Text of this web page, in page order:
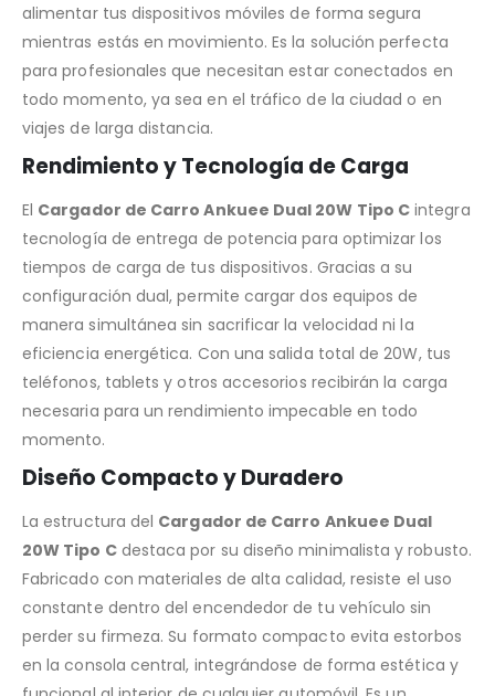
alimentar tus dispositivos móviles de forma segura
mientras estás en movimiento. Es la solución perfecta
para profesionales que necesitan estar conectados en
todo momento, ya sea en el tráfico de la ciudad o en
viajes de larga distancia.
Rendimiento y Tecnología de Carga
El Cargador de Carro Ankuee Dual 20W Tipo C integra
tecnología de entrega de potencia para optimizar los
tiempos de carga de tus dispositivos. Gracias a su
configuración dual, permite cargar dos equipos de
manera simultánea sin sacrificar la velocidad ni la
eficiencia energética. Con una salida total de 20W, tus
teléfonos, tablets y otros accesorios recibirán la carga
necesaria para un rendimiento impecable en todo
momento.
Diseño Compacto y Duradero
La estructura del Cargador de Carro Ankuee Dual
20W Tipo Cdestaca por su diseño minimalista y robusto.
Fabricado con materiales de alta calidad, resiste el uso
constante dentro del encendedor de tu vehículo sin
perder su firmeza. Su formato compacto evita estorbos
en la consola central, integrándose de forma estética y